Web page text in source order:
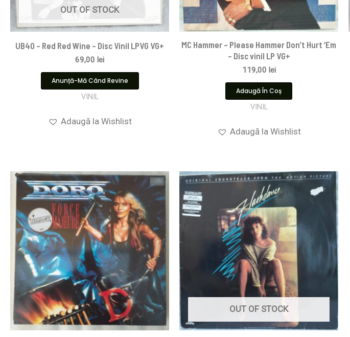
OUT OF STOCK
UB40 – Red Red Wine – Disc Vinil LPVG VG+
69,00 lei
Anunță-Mă Când Revine
VINIL
Adaugă la Wishlist
MC Hammer – Please Hammer Don’t Hurt ‘Em
– Disc vinil LP VG+
119,00 lei
Adaugă În Coș
VINIL
Adaugă la Wishlist
OUT OF STOCK